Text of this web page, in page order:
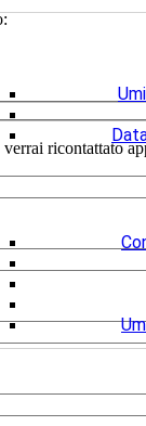
ricontattato